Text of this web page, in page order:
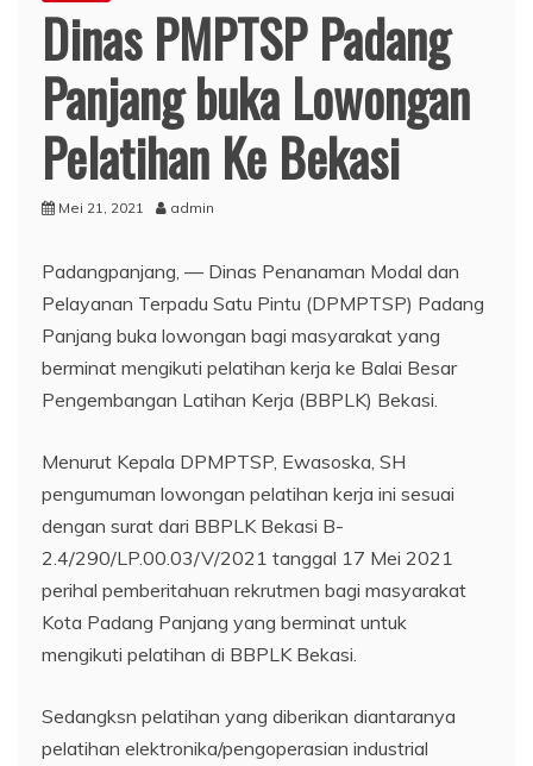
Dinas PMPTSP Padang
Panjang buka Lowongan
Pelatihan Ke Bekasi
Mei 21, 2021 admin
Padangpanjang, — Dinas Penanaman Modal dan
Pelayanan Terpadu Satu Pintu (DPMPTSP) Padang
Panjang buka lowongan bagi masyarakat yang
berminat mengikuti pelatihan kerja ke Balai Besar
Pengembangan Latihan Kerja (BBPLK) Bekasi.
Menurut Kepala DPMPTSP, Ewasoska, SH
pengumuman lowongan pelatihan kerja ini sesuai
dengan surat dari BBPLK Bekasi B-
2.4/290/LP.00.03/V/2021 tanggal 17 Mei 2021
perihal pemberitahuan rekrutmen bagi masyarakat
Kota Padang Panjang yang berminat untuk
mengikuti pelatihan di BBPLK Bekasi.
Sedangksn pelatihan yang diberikan diantaranya
pelatihan elektronika/pengoperasian industrial